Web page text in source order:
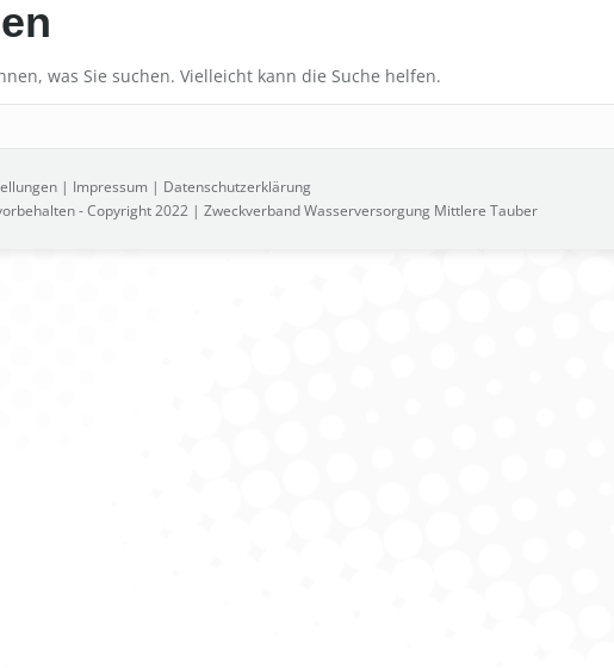
was Sie suchen. Vielleicht kann die Suche helfen.
| Impressum | Datenschutzerklärung
- Copyright 2022 | Zweckverband Wasserversorgung Mittlere Tauber